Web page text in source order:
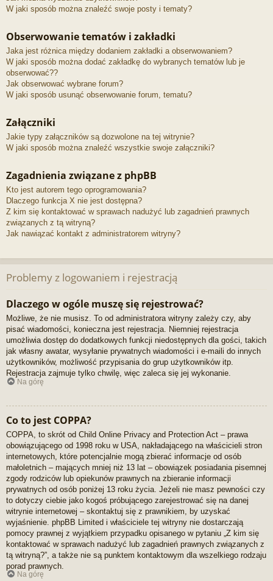
W jaki sposób można znaleźć swoje posty i tematy?
Obserwowanie tematów i zakładki
Jaka jest różnica między dodaniem zakładki a obserwowaniem?
W jaki sposób można dodać zakładkę do wybranych tematów lub je
obserwować??
Jak obserwować wybrane forum?
W jaki sposób usunąć obserwowanie forum, tematu?
Załączniki
Jakie typy załączników są dozwolone na tej witrynie?
W jaki sposób można znaleźć wszystkie swoje załączniki?
Zagadnienia związane z phpBB
Kto jest autorem tego oprogramowania?
Dlaczego funkcja X nie jest dostępna?
Z kim się kontaktować w sprawach nadużyć lub zagadnień prawnych
związanych z tą witryną?
Jak nawiązać kontakt z administratorem witryny?
Problemy z logowaniem i rejestracją
Dlaczego w ogóle muszę się rejestrować?
Możliwe, że nie musisz. To od administratora witryny zależy czy, aby
pisać wiadomości, konieczna jest rejestracja. Niemniej rejestracja
umożliwia dostęp do dodatkowych funkcji niedostępnych dla gości, takich
jak własny awatar, wysyłanie prywatnych wiadomości i e-maili do innych
użytkowników, możliwość przypisania do grup użytkowników itp.
Rejestracja zajmuje tylko chwilę, więc zaleca się jej wykonanie.
Na górę
Co to jest COPPA?
COPPA, to skrót od Child Online Privacy and Protection Act – prawa
obowiązującego od 1998 roku w USA, nakładającego na właścicieli stron
internetowych, które potencjalnie mogą zbierać informacje od osób
małoletnich – mających mniej niż 13 lat – obowiązek posiadania pisemnej
zgody rodziców lub opiekunów prawnych na zbieranie informacji
prywatnych od osób poniżej 13 roku życia. Jeżeli nie masz pewności czy
to dotyczy ciebie jako kogoś próbującego zarejestrować się na danej
witrynie internetowej – skontaktuj się z prawnikiem, by uzyskać
wyjaśnienie. phpBB Limited i właściciele tej witryny nie dostarczają
pomocy prawnej z wyjątkiem przypadku opisanego w pytaniu „Z kim się
kontaktować w sprawach nadużyć lub zagadnień prawnych związanych z
tą witryną?”, a także nie są punktem kontaktowym dla wszelkiego rodzaju
porad prawnych.
Na górę